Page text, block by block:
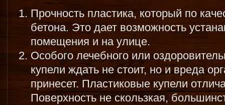
Прочность пластика, который по
бетона. Это дает возможность
помещения и на улице.
Особого лечебного или
купели ждать не стоит, но и вреда
принесет. Пластиковые купели
Поверхность не скользкая,